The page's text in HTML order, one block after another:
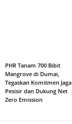
PHR Tanam 700 Bibit
Mangrove di Dumai,
Tegaskan Komitmen Jaga
Pesisir dan Dukung Net
Zero Emission